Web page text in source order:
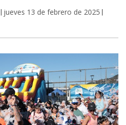
jueves 13 de febrero de 2025